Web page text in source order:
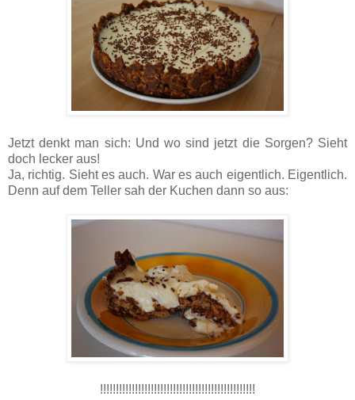
Jetzt denkt man sich: Und wo sind jetzt die Sorgen? Sieht
doch lecker aus!
Ja, richtig. Sieht es auch. War es auch eigentlich. Eigentlich.
Denn auf dem Teller sah der Kuchen dann so aus:
!!!!!!!!!!!!!!!!!!!!!!!!!!!!!!!!!!!!!!!!!!!!!!!!!